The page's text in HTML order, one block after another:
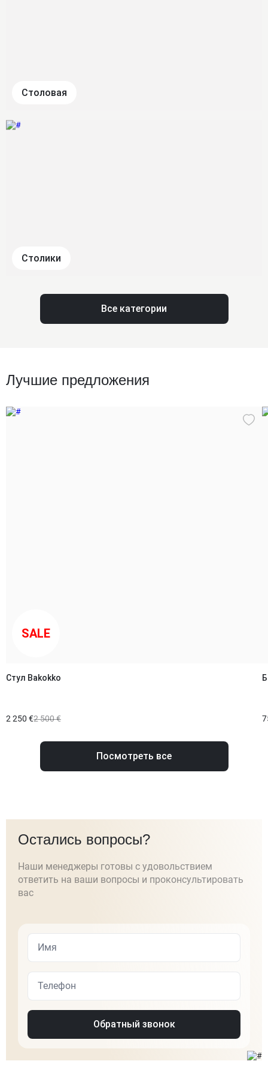
Столовая
Столики
Все категории
Лучшие предложения
SALE
Стул Bakokko
2 250 €2 500 €
Посмотреть все
Остались вопросы?
Наши менеджеры готовы с удовольствием
ответить на ваши вопросы и проконсультировать
вас
Обратный звонок